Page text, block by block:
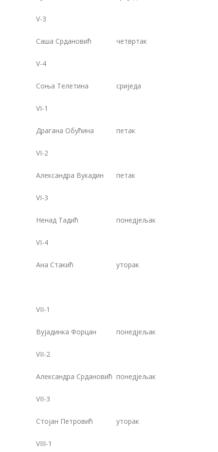
V-3
Саша Срдановић четвртак
V-4
Соња Телетина сриједа
VI-1
Драгана Обућина петак
VI-2
Александра Вукадин петак
VI-3
Ненад Тадић понедјељак
VI-4
Ана Стакић уторак
VII-1
Вујадинка Форцан понедјељак
VII-2
Александра Срдановић понедјељак
VII-3
Стојан Петровић уторак
VIII-1